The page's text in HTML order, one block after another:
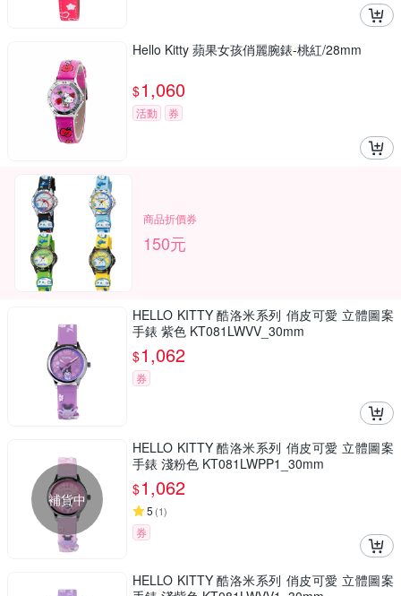
Hello Kitty 蘋果女孩俏麗腕錶-桃紅/28mm
$1,060
活動 券
商品折價券
150元
HELLO KITTY 酷洛米系列 俏皮可愛 立體圖案
手錶 紫色 KT081LWVV_30mm
$1,062
券
補貨中
HELLO KITTY 酷洛米系列 俏皮可愛 立體圖案
手錶 淺粉色 KT081LWPP1_30mm
$1,062
5 (1)
券
HELLO KITTY 酷洛米系列 俏皮可愛 立體圖案